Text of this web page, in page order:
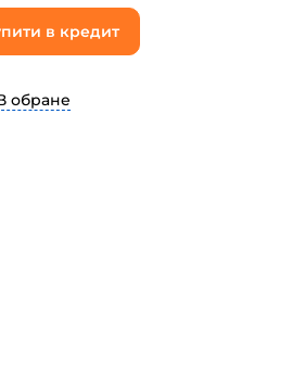
в кредит
обране